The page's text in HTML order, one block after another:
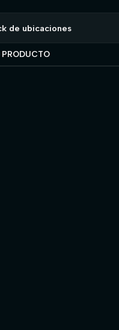
de ubicaciones
PRODUCTO